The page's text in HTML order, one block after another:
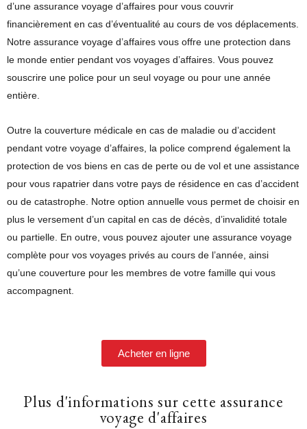
d’une assurance voyage d’affaires pour vous couvrir
financièrement en cas d’éventualité au cours de vos déplacements.
Notre assurance voyage d’affaires vous offre une protection dans
le monde entier pendant vos voyages d’affaires. Vous pouvez
souscrire une police pour un seul voyage ou pour une année
entière.
Outre la couverture médicale en cas de maladie ou d’accident
pendant votre voyage d’affaires, la police comprend également la
protection de vos biens en cas de perte ou de vol et une assistance
pour vous rapatrier dans votre pays de résidence en cas d’accident
ou de catastrophe. Notre option annuelle vous permet de choisir en
plus le versement d’un capital en cas de décès, d’invalidité totale
ou partielle. En outre, vous pouvez ajouter une assurance voyage
complète pour vos voyages privés au cours de l’année, ainsi
qu’une couverture pour les membres de votre famille qui vous
accompagnent.
Acheter en ligne
Plus d'informations sur cette assurance
voyage d'affaires